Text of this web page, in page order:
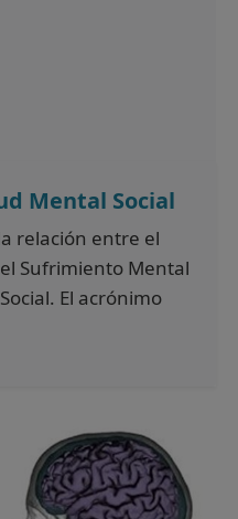
Mental Social
relación entre el
Sufrimiento Mental
El acrónimo